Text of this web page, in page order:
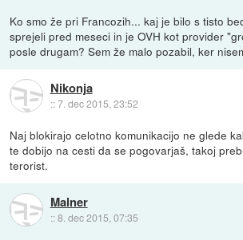
Ko smo že pri Francozih... kaj je bilo s tisto
sprejeli pred meseci in je OVH kot provider
posle drugam? Sem že malo pozabil, ker
Nikonja
::7. dec 2015, 23:52
Naj blokirajo celotno komunikacijo ne glede
te dobijo na cesti da se pogovarjaš, takoj
terorist.
Malner
::8. dec 2015, 07:35